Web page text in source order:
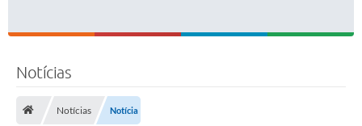
Notícias
Notícias Notícia